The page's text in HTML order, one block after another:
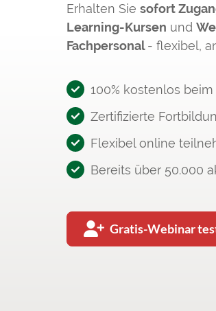
Erhalten Sie sofort
Learning-Kursen und
Fachpersonal- flexibel,
100% kostenlos
Zertifizierte
Flexibel online
Bereits über 50.000
Gratis-Webinar